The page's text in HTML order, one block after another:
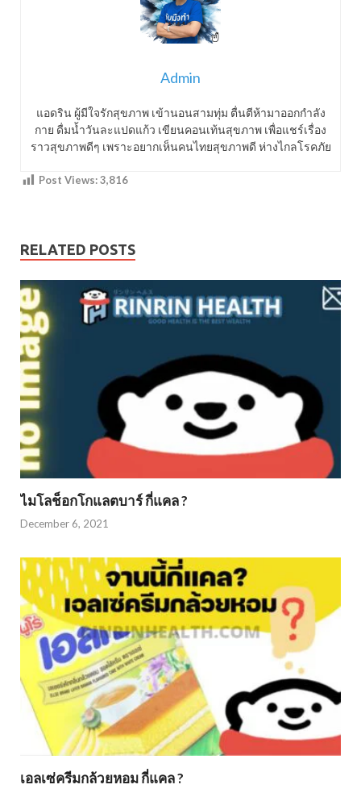
Admin
แอดริน ผู้มีใจรักสุขภาพ เข้านอนสามทุ่ม ตื่นตีห้ามาออกกำลัง
กาย ดื่มน้ำวันละแปดแก้ว เขียนคอนเท้นสุขภาพ เพื่อแชร์เรื่อง
ราวสุขภาพดีๆ เพราะอยากเห็นคนไทยสุขภาพดี ห่างไกลโรคภัย
Post Views:3,816
RELATED POSTS
ไมโลช็อกโกแลตบาร์ กี่แคล ?
December 6, 2021
เอลเซ่ครีมกล้วยหอม กี่แคล ?